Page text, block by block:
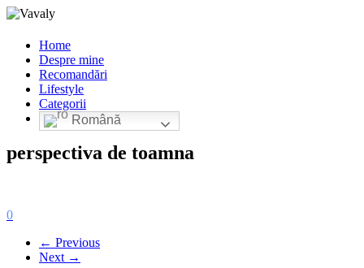
Home
Despre mine
Recomandări
Lifestyle
Categorii
Română
perspectiva de toamna
0
← Previous
Next →